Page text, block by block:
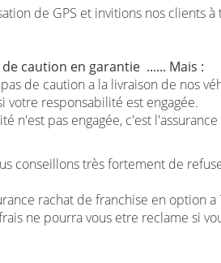
de GPS et invitions nos clients
caution en garantie ...... Mais :
de caution a la livraison de nos
votre responsabilité est engagée.
n'est pas engagée, c'est
conseillons très fortement de
rachat de franchise en option a
ne pourra vous etre reclame si